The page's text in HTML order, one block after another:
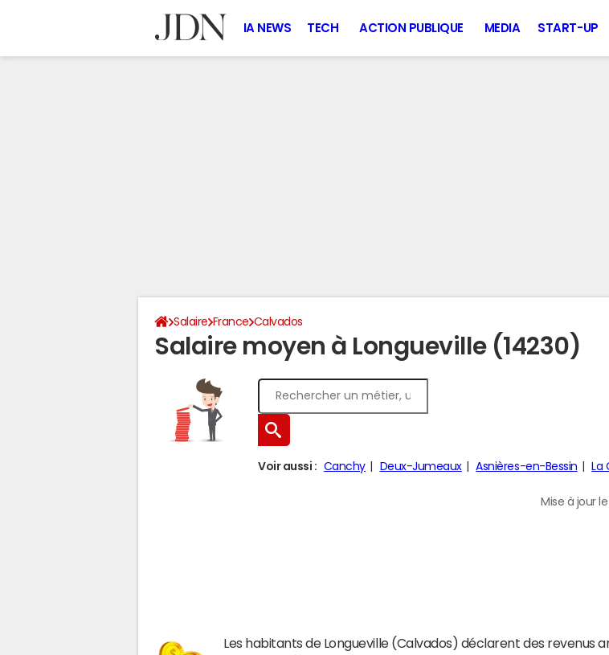
IA NEWS TECH ACTION PUBLIQUE MEDIA START-UP
Salaire France Calvados
Salaire moyen à Longueville (14230)
Voir aussi : Canchy Deux-Jumeaux Asnières-en-Bessin
Mise à jour
Les habitants de Longueville (Calvados) déclarent des revenus